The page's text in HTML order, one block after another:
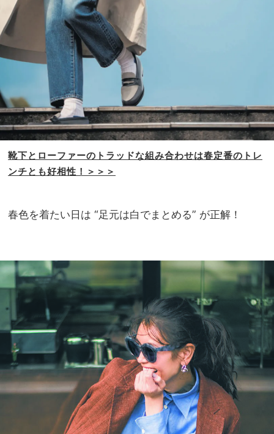
靴下とローファーのトラッドな組み合わせは春定番のトレ
ンチとも好相性！＞＞＞
春色を着たい日は “足元は白でまとめる” が正解！